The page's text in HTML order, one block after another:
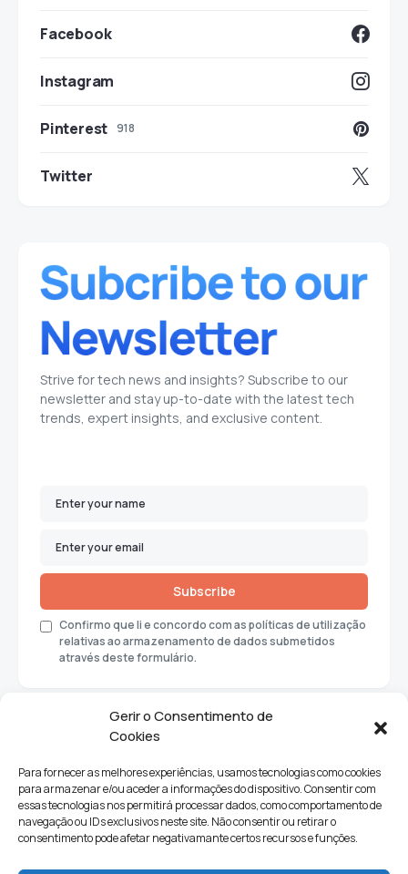
Gerir o Consentimento de
Cookies
Para fornecer as melhores experiências, usamos tecnologias como cookies
para armazenar e/ou aceder a informações do dispositivo. Consentir com
essas tecnologias nos permitirá processar dados, como comportamento de
navegação ou IDs exclusivos neste site. Não consentir ou retirar o
consentimento pode afetar negativamante certos recursos e funções.
Facebook
Instagram
Pinterest 918
Twitter
Strive for tech news and insights? Subscribe to our
newsletter and stay up-to-date with the latest tech
trends, expert insights, and exclusive content.
Subscribe
Confirmo que li e concordo com as políticas de utilização
relativas ao armazenamento de dados submetidos
através deste formulário.